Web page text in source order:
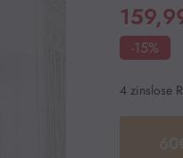
-15%
4 zinslose